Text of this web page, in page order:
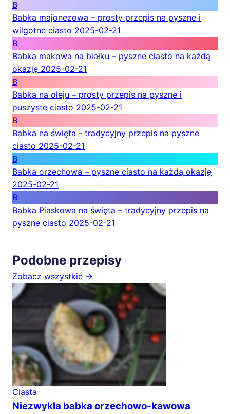
B
Babka majonezowa – prosty przepis na pyszne i
wilgotne ciasto 2025-02-21
B
Babka makowa na białku – pyszne ciasto na każdą
okazję 2025-02-21
B
Babka na oleju – prosty przepis na pyszne i
puszyste ciasto 2025-02-21
B
Babka na święta - tradycyjny przepis na pyszne
ciasto 2025-02-21
B
Babka orzechowa – pyszne ciasto na każdą okazję
2025-02-21
B
Babka Piaskowa na święta – tradycyjny przepis na
pyszne ciasto 2025-02-21
Podobne przepisy
Zobacz wszystkie →
Ciasta
Niezwykła babka orzechowo-kawowa